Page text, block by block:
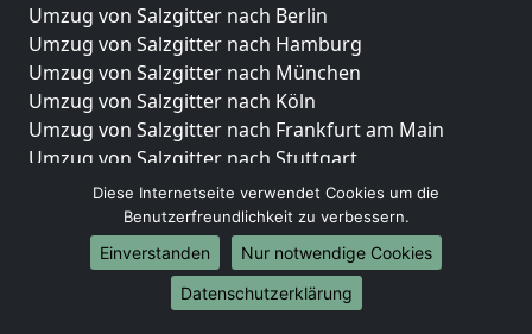
Umzug von Salzgitter nach Berlin
Umzug von Salzgitter nach Hamburg
Umzug von Salzgitter nach München
Umzug von Salzgitter nach Köln
Umzug von Salzgitter nach Frankfurt am Main
Umzug von Salzgitter nach Stuttgart
Umzug von Salzgitter nach Düsseldorf
Umzug von Salzgitter nach Leipzig
Umzug von Salzgitter nach Dortmund
Umzug von Salzgitter nach Essen
Umzug von Salzgitter nach Bremen
Diese Internetseite verwendet Cookies um die
Benutzerfreundlichkeit zu verbessern.
Einverstanden
Nur notwendige Cookies
Datenschutzerklärung